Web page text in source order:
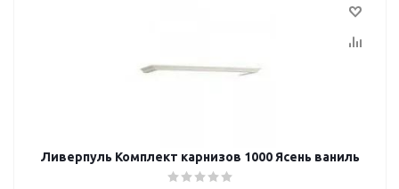
Ливерпуль Комплект карнизов 1000 Ясень ваниль